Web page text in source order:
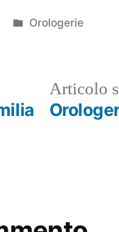
Pubblicato
Orologerie
Articolo